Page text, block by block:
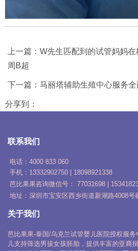
上一篇： W先生匹配到的试管妈妈
周B超
下一篇： 马丽塔辅助生殖中心服务全
分享到：
联系我们
电话：4000 833 060
手机：13332902750 | 18098921338
芭比果果咨询微信号： 77031698 |
地址：深圳市宝安区西乡街道新湖路4008号
关于我们
芭比果果-泰国/乌克兰试管婴儿医院授权服
儿支持筛选男孩女孩胚胎，提供丰富的亚裔